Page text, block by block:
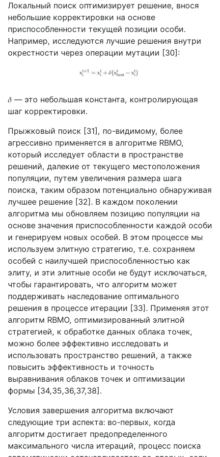
Локальный поиск оптимизирует решение, внося
небольшие корректировки на основе
приспособленности текущей позиции особи.
Например, исследуются лучшие решения внутри
окрестности через операции мутации [30]:
𝛿 — это небольшая константа, контролирующая
шаг корректировки.
Прыжковый поиск [31], по-видимому, более
агрессивно применяется в алгоритме RBMO,
который исследует области в пространстве
решений, далекие от текущего местоположения
популяции, путем увеличения размера шага
поиска, таким образом потенциально обнаруживая
лучшее решение [32]. В каждом поколении
алгоритма мы обновляем позицию популяции на
основе значения приспособленности каждой особи
и генерируем новых особей. В этом процессе мы
используем элитную стратегию, т.е. сохраняем
особей с наилучшей приспособленностью как
элиту, и эти элитные особи не будут исключаться,
чтобы гарантировать, что алгоритм может
поддерживать наследование оптимального
решения в процессе итерации [33]. Применяя этот
алгоритм RBMO, оптимизированный элитной
стратегией, к обработке данных облака точек,
можно более эффективно исследовать и
использовать пространство решений, а также
повысить эффективность и точность
выравнивания облаков точек и оптимизации
формы [34,35,36,37,38].
Условия завершения алгоритма включают
следующие три аспекта: во-первых, когда
алгоритм достигает предопределенного
максимального числа итераций, процесс поиска